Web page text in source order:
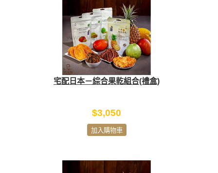
宅配日本－綜合果乾組合(禮盒)
$3,050
加入購物車